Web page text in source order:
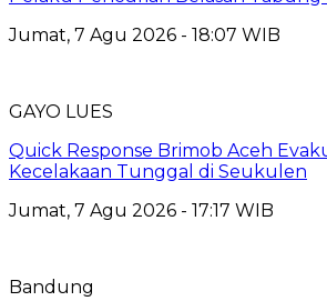
Jumat, 7 Agu 2026 - 18:07 WIB
GAYO LUES
Quick Response Brimob Aceh
Kecelakaan Tunggal di Seukulen
Jumat, 7 Agu 2026 - 17:17 WIB
Bandung